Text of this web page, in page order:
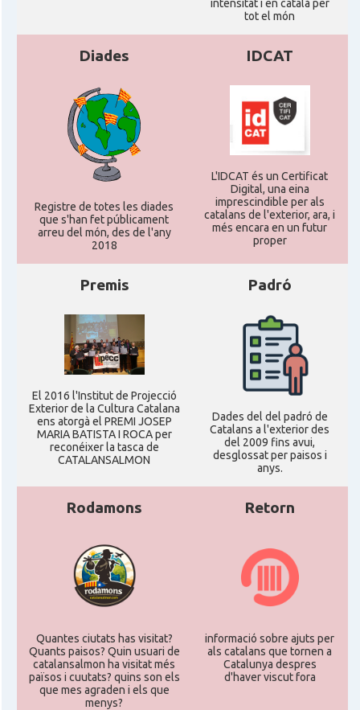
Ambaixada
* + ambaixades i consolats
intensitat i en català per
tot el món
Diades
Registre de totes les diades
que s'han fet públicament
arreu del món, des de l'any
2018
IDCAT
L'IDCAT és un Certificat
Digital, una eina
imprescindible per als
catalans de l'exterior, ara, i
més encara en un futur
proper
Premis
El 2016 l'Institut de Projecció
Exterior de la Cultura Catalana
ens atorgà el PREMI JOSEP
MARIA BATISTA I ROCA per
reconéixer la tasca de
CATALANSALMON
Padró
Dades del del padró de
Catalans a l'exterior des
del 2009 fins avui,
desglossat per paisos i
anys.
Rodamons
Quantes ciutats has visitat?
Quants paisos? Quin usuari de
catalansalmon ha visitat més
països i cuutats? quins son els
que mes agraden i els que
menys?
Retorn
informació sobre ajuts per
als catalans que tornen a
Catalunya despres
d'haver viscut fora